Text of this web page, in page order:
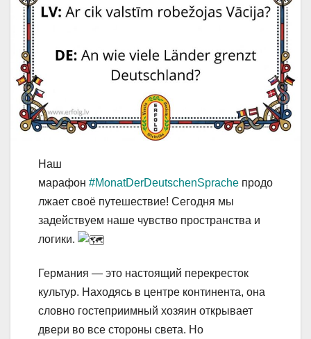
Наш
марафон #MonatDerDeutschenSprache продо
лжает своё путешествие! Сегодня мы
задействуем наше чувство пространства и
логики.
Германия — это настоящий перекресток
культур. Находясь в центре континента, она
словно гостеприимный хозяин открывает
двери во все стороны света. Но